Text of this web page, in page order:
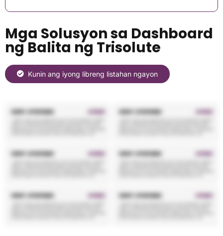
Mga Solusyon sa Dashboard
ng Balita ng Trisolute
Kunin ang iyong libreng listahan ngayon